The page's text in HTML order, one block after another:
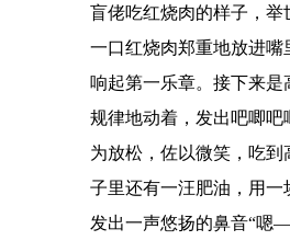
盲佬吃红烧肉的样子，
一口红烧肉郑重地放进
响起第一乐章。接下来
规律地动着，发出吧唧
为放松，佐以微笑，吃
子里还有一汪肥油，用一
发出一声悠扬的鼻音“嗯